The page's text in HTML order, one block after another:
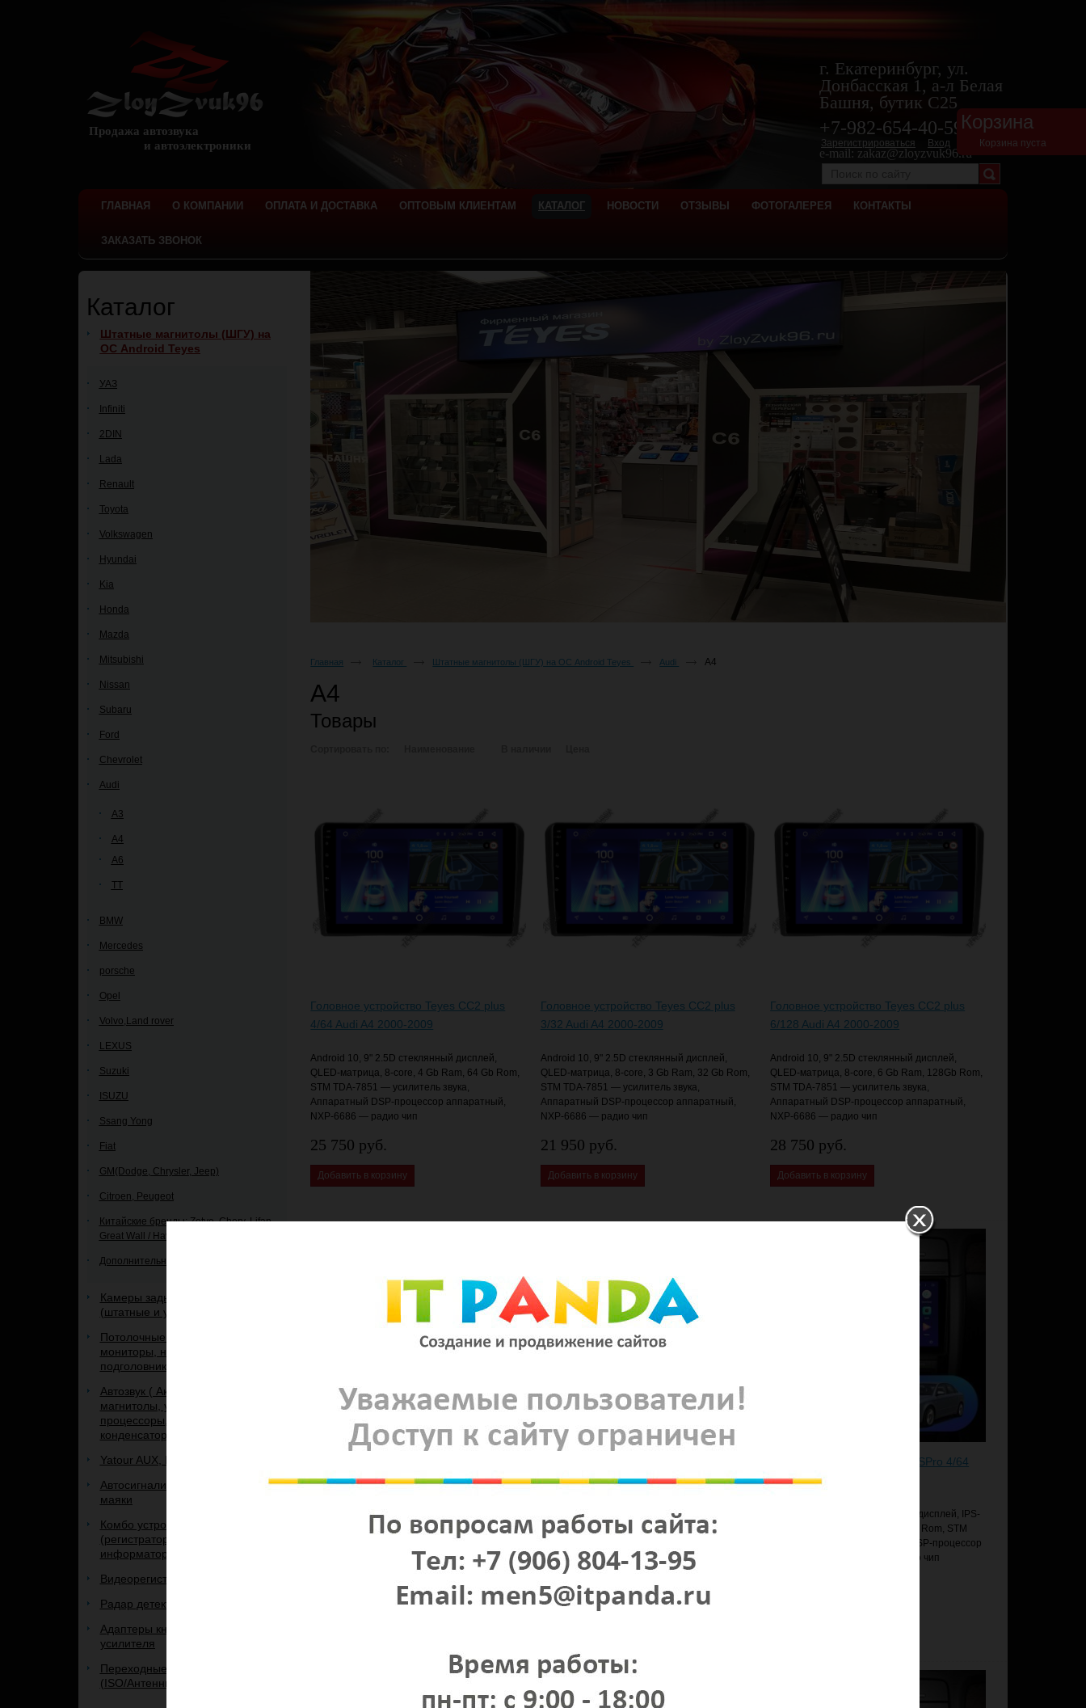
Зарегистрироваться Вход
г. Екатеринбург, ул.
Донбасская 1, а-л Белая
Башня, бутик С25
+7-982-654-40-59
e-mail: zakaz@zloyzvuk96.ru
Продажа автозвука
и автоэлектроники
ГЛАВНАЯ О КОМПАНИИ ОПЛАТА И ДОСТАВКА ОПТОВЫМ КЛИЕНТАМ КАТАЛОГ НОВОСТИ ОТЗЫВЫ ФОТОГАЛЕРЕЯ КОНТАКТЫ
ЗАКАЗАТЬ ЗВОНОК
Корзина
Корзина пуста
Каталог
Штатные магнитолы (ШГУ) на
ОС Android Teyes
УАЗ
Infiniti
2DIN
Lada
Renault
Toyota
Volkswagen
Hyundai
Kia
Honda
Mazda
Mitsubishi
Nissan
Subaru
Ford
Chevrolet
Audi
A3
A4
A6
TT
BMW
Mercedes
porsche
Opel
Volvo,Land rover
LEXUS
Suzuki
ISUZU
Ssang Yong
Fiat
GM(Dodge, Chrysler, Jeep)
Citroen, Peugeot
Китайские бренды: Zotye, Chery, Lifan,
Great Wall / Haval и др.
Дополнительное оборудование
Камеры заднего и переднего вида
(штатные и универсальные)
Потолочные мониторы и
мониторы, на панель и
подголовник.
Автозвук ( Акустика, сабвуферы,
магнитолы, усилители,
процессоры, кабель,
конденсаторы, рамки, и др.)
Yatour AUX, IPOD, USB адаптеры
Автосигнализации, брелоки к ним,
маяки
Комбо устройства 3 в 1
(регистратор+радар+GPS-
информатор)
Видеорегистраторы
Радар детекторы
Адаптеры кнопок руля и
усилителя
Переходные рамки и переходники
(ISO/Антенные)
Главная Каталог Штатные магнитолы (ШГУ) на ОС Android Teyes Audi A4
A4
Товары
Головное устройство Teyes CC2 plus
4/64 Audi A4 2000-2009
Android 10, 9" 2.5D стеклянный дисплей,
QLED-матрица, 8-core, 4 Gb Ram, 64 Gb Rom,
STM TDA-7851 — усилитель звука,
Аппаратный DSP-процессор аппаратный,
NXP-6686 — радио чип
25 750 руб.
Добавить в корзину
Головное устройство Teyes CC2 plus
3/32 Audi A4 2000-2009
Android 10, 9" 2.5D стеклянный дисплей,
QLED-матрица, 8-core, 3 Gb Ram, 32 Gb Rom,
STM TDA-7851 — усилитель звука,
Аппаратный DSP-процессор аппаратный,
NXP-6686 — радио чип
21 950 руб.
Добавить в корзину
Головное устройство Teyes CC2 plus
6/128 Audi A4 2000-2009
Android 10, 9" 2.5D стеклянный дисплей,
QLED-матрица, 8-core, 6 Gb Ram, 128Gb Rom,
STM TDA-7851 — усилитель звука,
Аппаратный DSP-процессор аппаратный,
NXP-6686 — радио чип
28 750 руб.
Добавить в корзину
Audi A4 2000-2009
Android 8.1, 9" 2.5D стеклянный дисплей, IPS-
матрица, 8-core, 2Gb Ram, 32Gb Rom, STM
аппаратный, NXP-6686 — радио чип
Audi A4 2000-2009
Android 8.1, 9" 2.5D стеклянный дисплей, IPS-
матрица, 8-core, 2Gb Ram, 32Gb Rom, STM
аппаратный, NXP-6686 — радио чип
24 500 руб.
Головное устройство Teyes SPro 4/64
Audi A4 2000-2009
Android 8.1, 9" 2.5D стеклянный дисплей, IPS-
матрица, 8-core, 4Gb Ram, 64Gb Rom, STM
TDA-7851 — усилитель звука, DSP-процессор
аппаратный, NXP-6686 — радио чип